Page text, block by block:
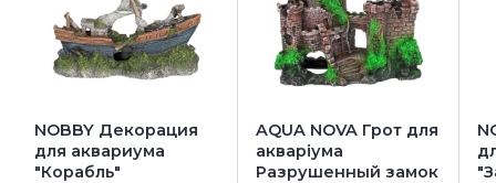
NOBBY Декорация
для аквариума
"Корабль"
AQUA NOVA Грот для
акваріума
Разрушенный замок